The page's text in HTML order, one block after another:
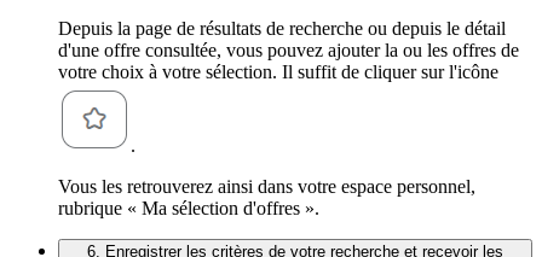
Depuis la page de résultats de recherche ou depuis le détail
d'une offre consultée, vous pouvez ajouter la ou les offres de
votre choix à votre sélection. Il suffit de cliquer sur l'icône
.
Vous les retrouverez ainsi dans votre espace personnel,
rubrique « Ma sélection d'offres ».
6. Enregistrer les critères de votre recherche et recevoir les